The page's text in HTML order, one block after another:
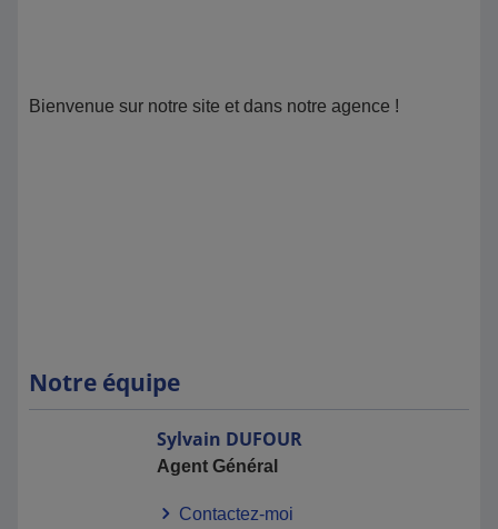
Bienvenue sur notre site et dans notre agence !
Notre équipe
Sylvain DUFOUR
Agent Général
Contactez-moi